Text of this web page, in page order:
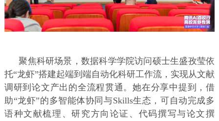
聚焦科研场景，数据科学学院访问硕士生盛孜莹依
托“龙虾”搭建起端到端自动化科研工作流，实现从文献
调研到论文产出的全流程贯通。她在分享中提到，借
助“龙虾”的多智能体协同与Skills生态，可自动完成多
语种文献梳理、研究方向论证、代码撰写与论文撰